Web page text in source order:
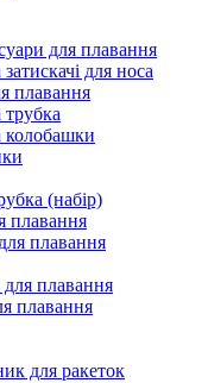
для плавання
для носа
плавання
(набір)
плавання
плавання
плавання
плавання
для ракеток